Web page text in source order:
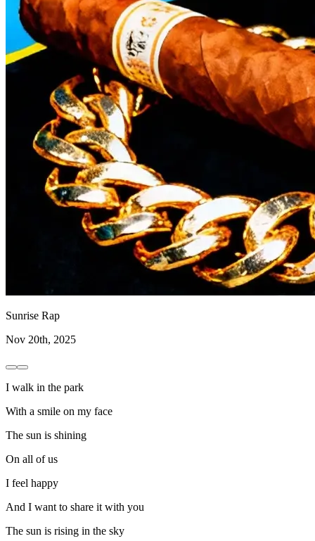
Sunrise Rap
Nov 20th, 2025
I walk in the park
With a smile on my face
The sun is shining
On all of us
I feel happy
And I want to share it with you
The sun is rising in the sky